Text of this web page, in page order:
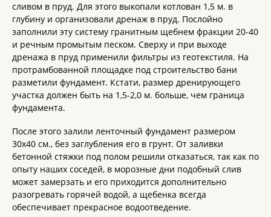
сливом в пруд. Для этого выкопали котлован 1,5 м. в
глубину и организовали дренаж в пруд. Послойно
заполнили эту систему гранитным щебнем фракции 20-40
и речным промытым песком. Сверху и при выходе
дренажа в пруд применили фильтры из геотекстиля. На
протрамбованной площадке под строительство бани
разметили фундамент. Кстати, размер дренирующего
участка должен быть на 1,5-2,0 м. больше, чем граница
фундамента.
После этого залили ленточный фундамент размером
30х40 см., без заглубления его в грунт. От заливки
бетонной стяжки под полом решили отказаться, так как по
опыту наших соседей, в морозные дни подобный слив
может замерзать и его приходится дополнительно
разогревать горячей водой, а щебенка всегда
обеспечивает прекрасное водоотведение.